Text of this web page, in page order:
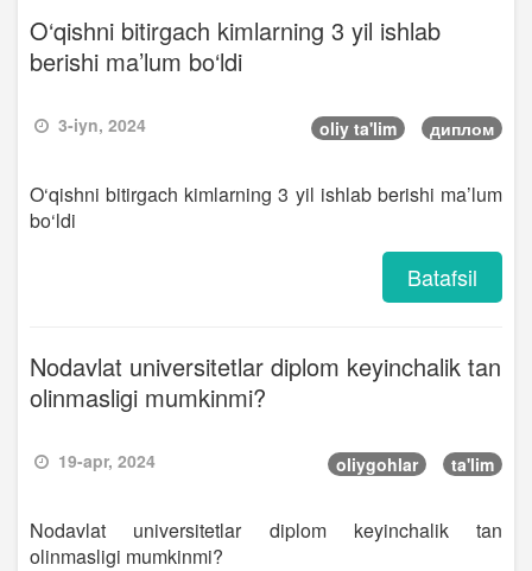
O‘qishni bitirgach kimlarning 3 yil ishlab
berishi ma’lum bo‘ldi
3-iyn, 2024 oliy ta'lim диплом
O‘qishni bitirgach kimlarning 3 yil ishlab berishi ma’lum
bo‘ldi
Batafsil
Nodavlat universitetlar diplom keyinchalik tan
olinmasligi mumkinmi?
19-apr, 2024 oliygohlar ta'lim
Nodavlat universitetlar diplom keyinchalik tan
olinmasligi mumkinmi?